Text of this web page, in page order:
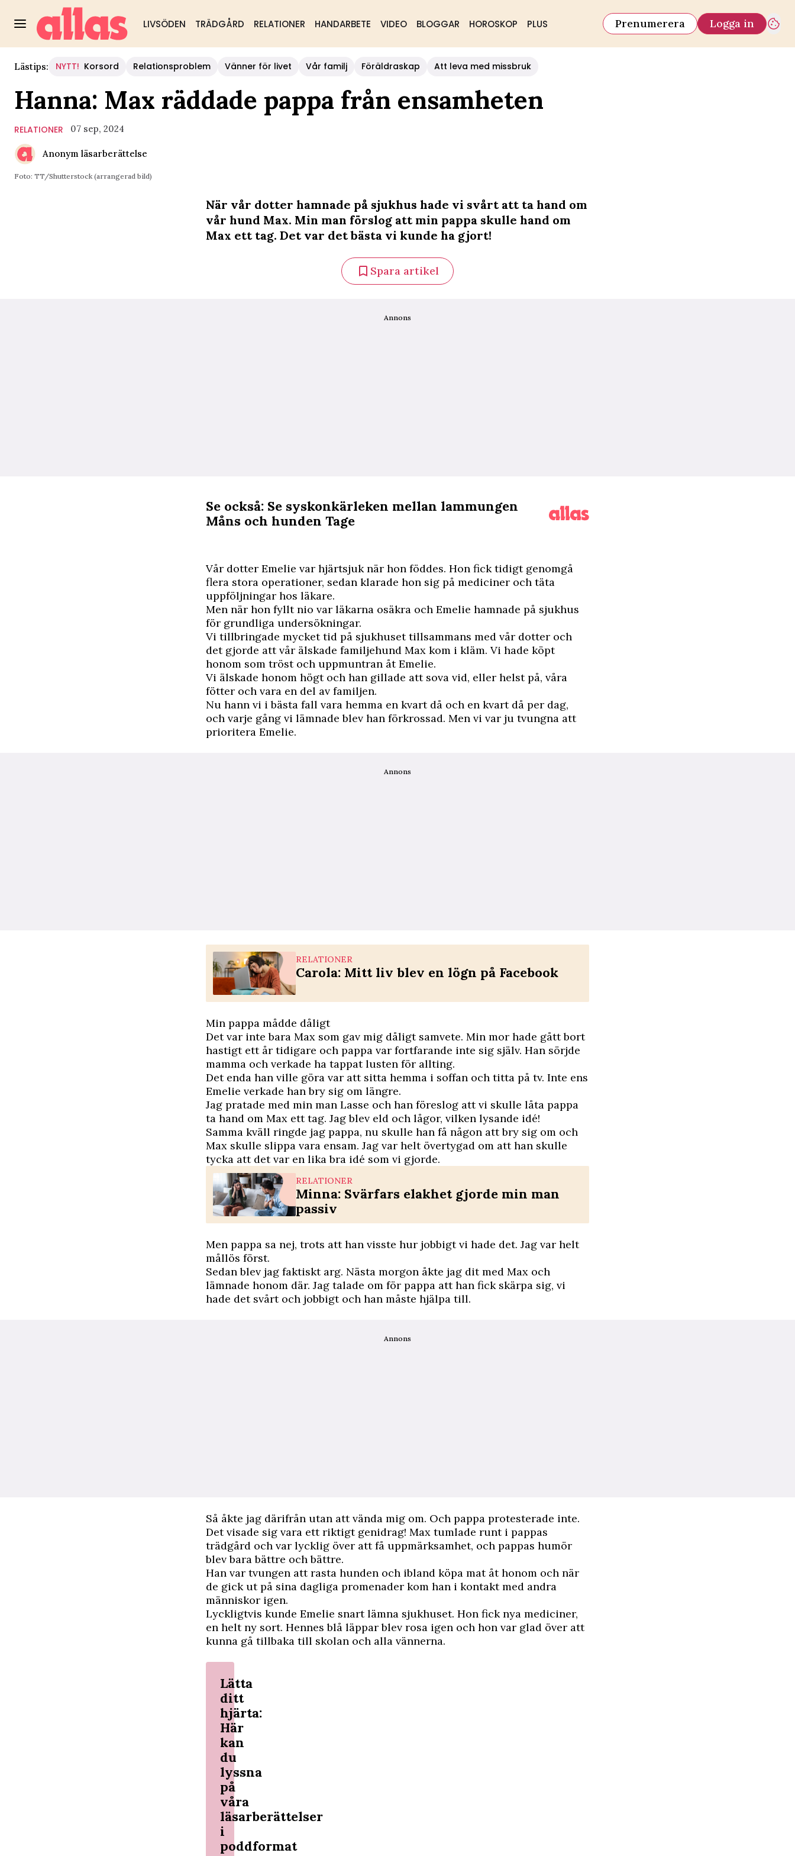
LIVSÖDEN TRÄDGÅRD RELATIONER HANDARBETE VIDEO BLOGGAR HOROSKOP PLUS Prenumerera Logga in
Lästips: NYTT! Korsord Relationsproblem Vänner för livet Vår familj Föräldraskap Att leva med missbruk
Hanna: Max räddade pappa från ensamheten
RELATIONER 07 sep, 2024
Anonym läsarberättelse
Foto: TT/Shutterstock (arrangerad bild)
När vår dotter hamnade på sjukhus hade vi svårt att ta hand om
vår hund Max. Min man förslog att min pappa skulle hand om
Max ett tag. Det var det bästa vi kunde ha gjort!
Spara artikel
Annons
Se också: Se syskonkärleken mellan lammungen
Måns och hunden Tage
Vår dotter Emelie var hjärtsjuk när hon föddes. Hon fick tidigt genomgå
flera stora operationer, sedan klarade hon sig på mediciner och täta
uppföljningar hos läkare.
Men när hon fyllt nio var läkarna osäkra och Emelie hamnade på sjukhus
för grundliga undersökningar.
Vi tillbringade mycket tid på sjukhuset tillsammans med vår dotter och
det gjorde att vår älskade familjehund Max kom i kläm. Vi hade köpt
honom som tröst och uppmuntran åt Emelie.
Vi älskade honom högt och han gillade att sova vid, eller helst på, våra
fötter och vara en del av familjen.
Nu hann vi i bästa fall vara hemma en kvart då och en kvart då per dag,
och varje gång vi lämnade blev han förkrossad. Men vi var ju tvungna att
prioritera Emelie.
Annons
RELATIONER
Carola: Mitt liv blev en lögn på Facebook
Min pappa mådde dåligt
Det var inte bara Max som gav mig dåligt samvete. Min mor hade gått bort
hastigt ett år tidigare och pappa var fortfarande inte sig själv. Han sörjde
mamma och verkade ha tappat lusten för allting.
Det enda han ville göra var att sitta hemma i soffan och titta på tv. Inte ens
Emelie verkade han bry sig om längre.
Jag pratade med min man Lasse och han föreslog att vi skulle låta pappa
ta hand om Max ett tag. Jag blev eld och lågor, vilken lysande idé!
Samma kväll ringde jag pappa, nu skulle han få någon att bry sig om och
Max skulle slippa vara ensam. Jag var helt övertygad om att han skulle
tycka att det var en lika bra idé som vi gjorde.
RELATIONER
Minna: Svärfars elakhet gjorde min man
passiv
Men pappa sa nej, trots att han visste hur jobbigt vi hade det. Jag var helt
mållös först.
Sedan blev jag faktiskt arg. Nästa morgon åkte jag dit med Max och
lämnade honom där. Jag talade om för pappa att han fick skärpa sig, vi
hade det svårt och jobbigt och han måste hjälpa till.
Annons
Så åkte jag därifrån utan att vända mig om. Och pappa protesterade inte.
Det visade sig vara ett riktigt genidrag! Max tumlade runt i pappas
trädgård och var lycklig över att få uppmärksamhet, och pappas humör
blev bara bättre och bättre.
Han var tvungen att rasta hunden och ibland köpa mat åt honom och när
de gick ut på sina dagliga promenader kom han i kontakt med andra
människor igen.
Lyckligtvis kunde Emelie snart lämna sjukhuset. Hon fick nya mediciner,
en helt ny sort. Hennes blå läppar blev rosa igen och hon var glad över att
kunna gå tillbaka till skolan och alla vännerna.
Lätta
ditt
hjärta:
Här
kan
du
lyssna
på
våra
läsarberättelser
i
poddformat